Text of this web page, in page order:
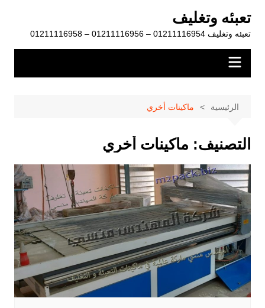
المحتوى
تعبئه وتغليف
تعبئه وتغليف 01211116954 – 01211116956 – 01211116958
الرئيسية ماكينات أخري
التصنيف: ماكينات أخري